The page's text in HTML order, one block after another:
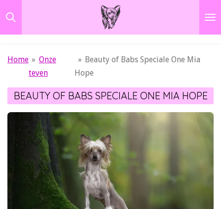
Ga
direct
hoofdinhoud
Home » Onze
teven
» Beauty of Babs Speciale One Mia
Hope
BEAUTY OF BABS SPECIALE ONE MIA HOPE